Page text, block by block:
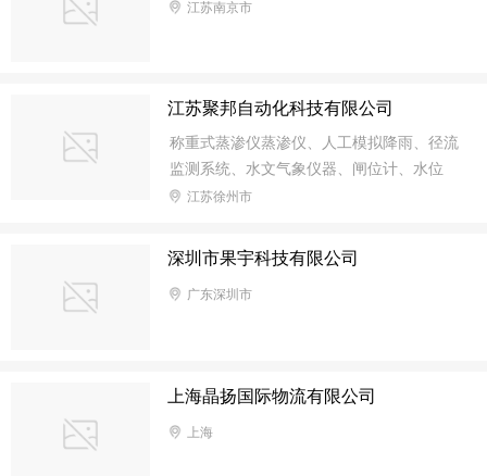
江苏南京市
江苏聚邦自动化科技有限公司
称重式蒸渗仪蒸渗仪、人工模拟降雨、径流
监测系统、水文气象仪器、闸位计、水位
计、闸门自动控制柜、电子仪器、仪表、自
江苏徐州市
深圳市果宇科技有限公司
广东深圳市
上海晶扬国际物流有限公司
上海